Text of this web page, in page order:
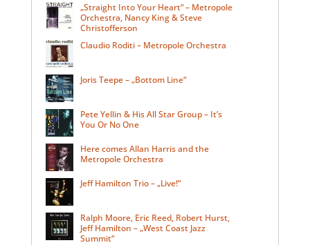
„Straight Into Your Heart“ – Metropole
Orchestra, Nancy King & Steve
Christofferson
Claudio Roditi – Metropole Orchestra
Joris Teepe – „Bottom Line“
Pete Yellin & His All Star Group – It’s
You Or No One
Here comes Allan Harris and the
Metropole Orchestra
Jeff Hamilton Trio – „Live!“
Ralph Moore, Eric Reed, Robert Hurst,
Jeff Hamilton – „West Coast Jazz
Summit“